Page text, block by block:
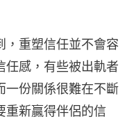
，重塑信任並不會容
任感，有些被出軌者
一份關係很難在不斷
重新贏得伴侶的信